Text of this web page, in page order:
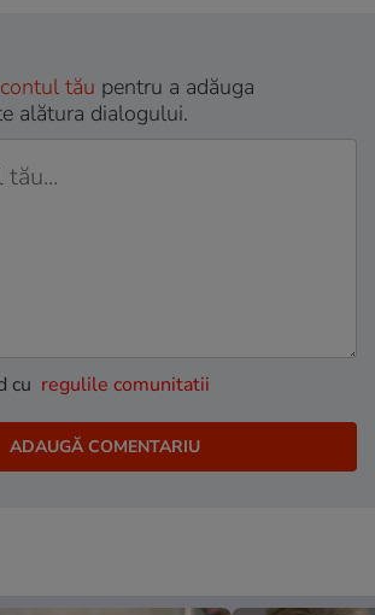
tău pentru a adăuga
alătura dialogului.
cu regulile comunitatii